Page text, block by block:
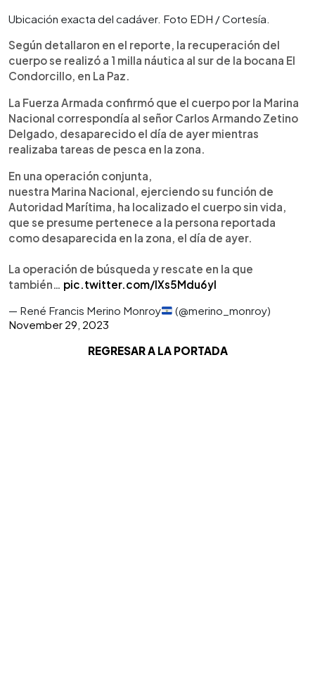
Ubicación exacta del cadáver. Foto EDH / Cortesía.
Según detallaron en el reporte, la recuperación del
cuerpo se realizó a 1 milla náutica al sur de la bocana El
Condorcillo, en La Paz.
La Fuerza Armada confirmó que el cuerpo por la Marina
Nacional correspondía al señor Carlos Armando Zetino
Delgado, desaparecido el día de ayer mientras
realizaba tareas de pesca en la zona.
En una operación conjunta,
nuestra Marina Nacional, ejerciendo su función de
Autoridad Marítima, ha localizado el cuerpo sin vida,
que se presume pertenece a la persona reportada
como desaparecida en la zona, el día de ayer.
La operación de búsqueda y rescate en la que
también… pic.twitter.com/lXs5Mdu6yI
— René Francis Merino Monroy
(@merino_monroy)
November 29, 2023
REGRESAR A LA PORTADA